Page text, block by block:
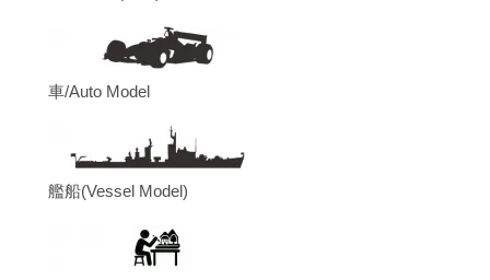
車/Auto Model
艦船(Vessel Model)